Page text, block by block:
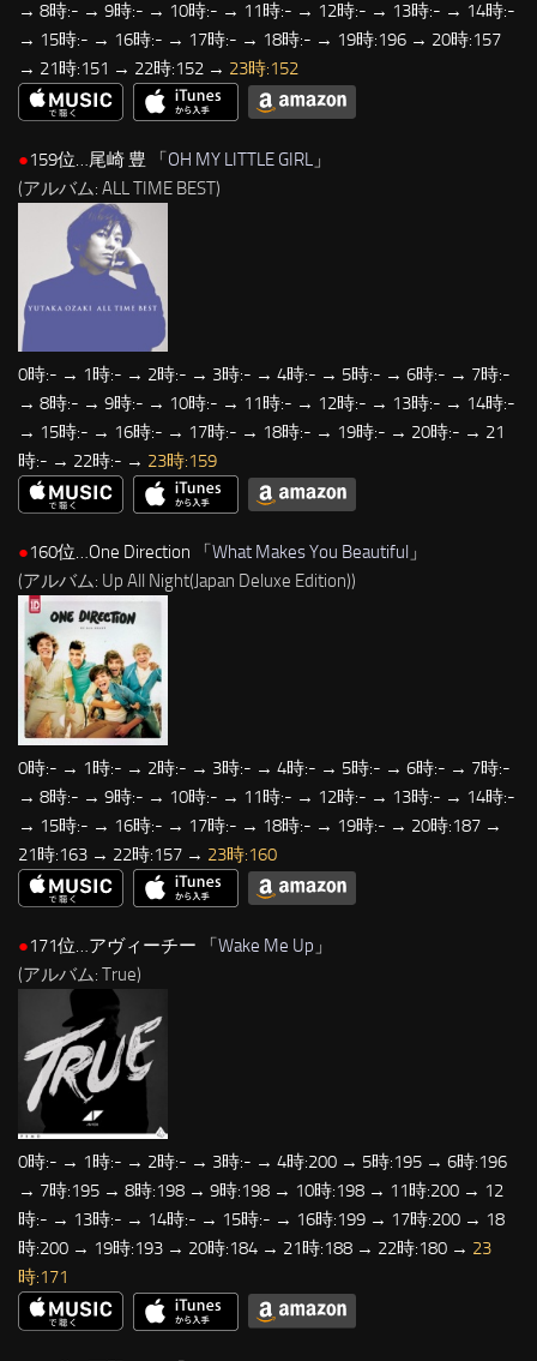
→ 8時:- → 9時:- → 10時:- → 11時:- → 12時:- → 13時:- → 14時:-
→ 15時:- → 16時:- → 17時:- → 18時:- → 19時:196 → 20時:157
→ 21時:151 → 22時:152 → 23時:152
●159位…尾崎 豊 「OH MY LITTLE GIRL 」
(アルバム: ALL TIME BEST)
0時:- → 1時:- → 2時:- → 3時:- → 4時:- → 5時:- → 6時:- → 7時:-
→ 8時:- → 9時:- → 10時:- → 11時:- → 12時:- → 13時:- → 14時:-
→ 15時:- → 16時:- → 17時:- → 18時:- → 19時:- → 20時:- → 21
時:- → 22時:- → 23時:159
●160位…One Direction 「What Makes You Beautiful 」
(アルバム: Up All Night(Japan Deluxe Edition))
0時:- → 1時:- → 2時:- → 3時:- → 4時:- → 5時:- → 6時:- → 7時:-
→ 8時:- → 9時:- → 10時:- → 11時:- → 12時:- → 13時:- → 14時:-
→ 15時:- → 16時:- → 17時:- → 18時:- → 19時:- → 20時:187 →
21時:163 → 22時:157 → 23時:160
●171位…アヴィーチー 「 Wake Me Up 」
(アルバム: True)
0時:- → 1時:- → 2時:- → 3時:- → 4時:200 → 5時:195 → 6時:196
→ 7時:195 → 8時:198 → 9時:198 → 10時:198 → 11時:200 → 12
時:- → 13時:- → 14時:- → 15時:- → 16時:199 → 17時:200 → 18
時:200 → 19時:193 → 20時:184 → 21時:188 → 22時:180 → 23
時:171